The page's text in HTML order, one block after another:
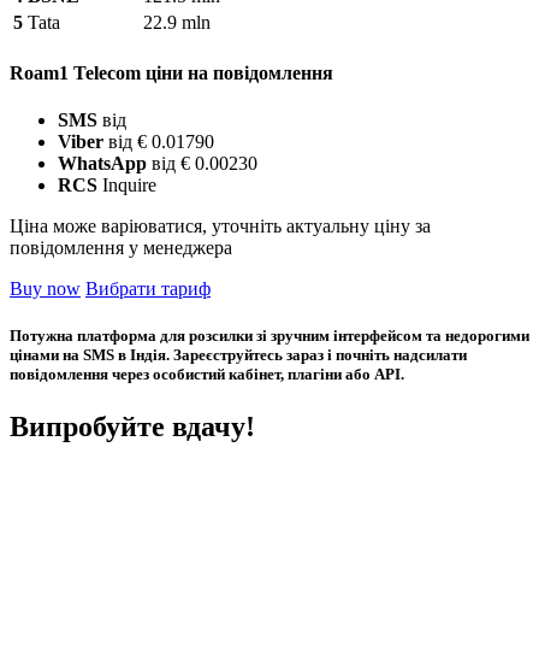
5 Tata 22.9 mln
Roam1 Telecom ціни на повідомлення
SMS від
Viber від € 0.01790
WhatsApp від € 0.00230
RCS Inquire
Ціна може варіюватися, уточніть актуальну ціну за
повідомлення у менеджера
Buy now Вибрати тариф
Потужна платформа для розсилки зі зручним інтерфейсом та недорогими
цінами на SMS в Індія. Зареєструйтесь зараз і почніть надсилати
повідомлення через особистий кабінет, плагіни або API.
Випробуйте вдачу!